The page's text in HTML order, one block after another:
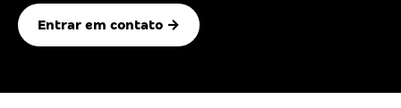
Entrar em contato →